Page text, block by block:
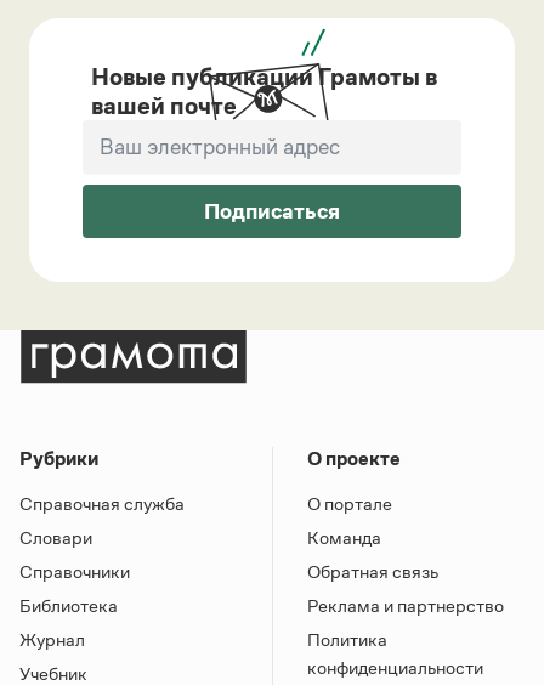
Новые публикации Грамоты в
вашей почте
Подписаться
Рубрики
Справочная служба
Словари
Справочники
Библиотека
Журнал
Учебник
О проекте
О портале
Команда
Обратная связь
Реклама и партнерство
Политика
конфиденциальности